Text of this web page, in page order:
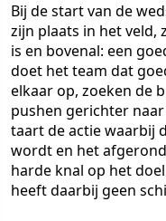
Bij de start van de
zijn plaats in het veld,
is en bovenal: een
doet het team dat
elkaar op, zoeken de
pushen gerichter
taart de actie waarbij
wordt en het
harde knal op het
heeft daarbij geen